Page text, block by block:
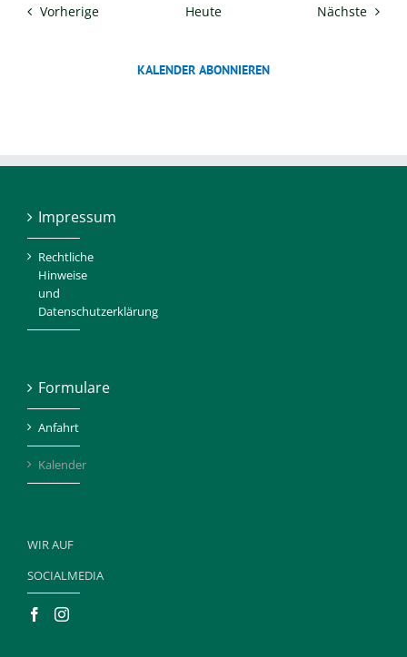
VorherigeVeranstaltungenHeute Nächste
KALENDER ABONNIEREN
Impressum
Rechtliche
Hinweise
und
Datenschutzerklärung
Formulare
Anfahrt
Kalender
WIR AUF
SOCIALMEDIA